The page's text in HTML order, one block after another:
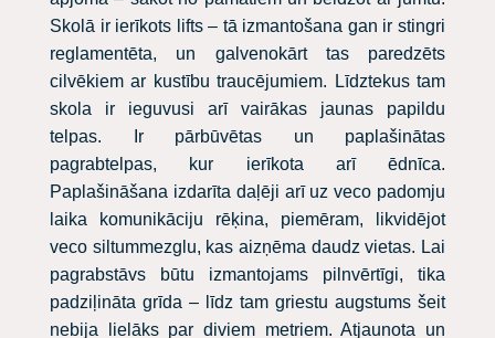
Skolā ir ierīkots lifts – tā izmantošana gan ir stingri
reglamentēta, un galvenokārt tas paredzēts
cilvēkiem ar kustību traucējumiem. Līdztekus tam
skola ir ieguvusi arī vairākas jaunas papildu
telpas. Ir pārbūvētas un paplašinātas
pagrabtelpas, kur ierīkota arī ēdnīca.
Paplašināšana izdarīta daļēji arī uz veco padomju
laika komunikāciju rēķina, piemēram, likvidējot
veco siltummezglu, kas aizņēma daudz vietas. Lai
pagrabstāvs būtu izmantojams pilnvērtīgi, tika
padziļināta grīda – līdz tam griestu augstums šeit
nebija lielāks par diviem metriem. Atjaunota un